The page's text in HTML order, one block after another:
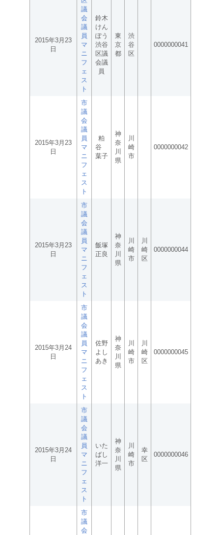
2015年3月23
日
議
会
議
員
マ
ニ
フ
ェ
ス
ト
鈴木
けん
ぽう
渋谷
区議
会議
員
東
京
都
渋
谷
区
0000000041
2015年3月23
日
市
議
会
議
員
マ
ニ
フ
ェ
ス
ト
粕
谷
葉子
神
奈
川
県
川
崎
市
0000000042
2015年3月23
日
市
議
会
議
員
マ
ニ
フ
ェ
ス
ト
飯塚
正良
神
奈
川
県
川
崎
市
川
崎
区
0000000044
2015年3月24
日
市
議
会
議
員
マ
ニ
フ
ェ
ス
ト
佐野
よし
あき
神
奈
川
県
川
崎
市
川
崎
区
0000000045
2015年3月24
日
市
議
会
議
員
マ
ニ
フ
ェ
ス
ト
いた
ばし
洋一
神
奈
川
県
川
崎
市
幸
区
0000000046
市
議
会